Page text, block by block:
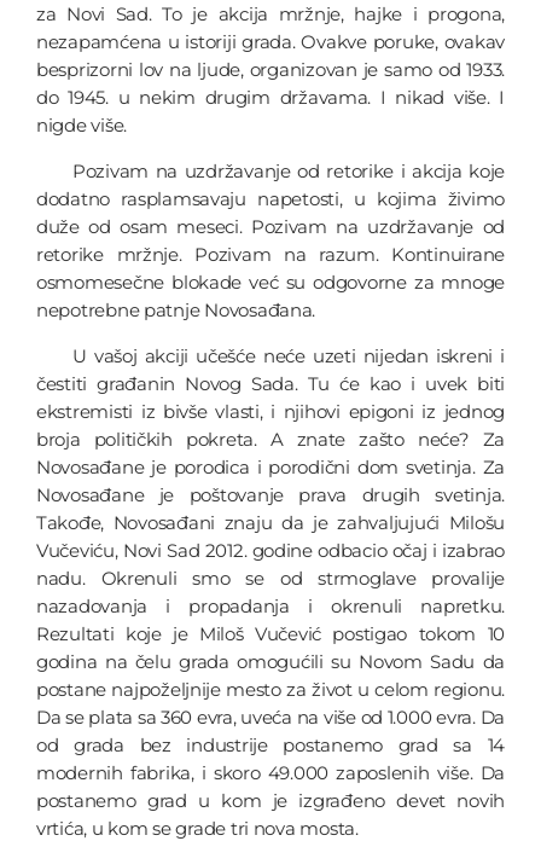
za Novi Sad. To je akcija mržnje, hajke i progona,
nezapamćena u istoriji grada. Ovakve poruke, ovakav
besprizorni lov na ljude, organizovan je samo od 1933.
do 1945. u nekim drugim državama. I nikad više. I
nigde više.
Pozivam na uzdržavanje od retorike i akcija koje
dodatno rasplamsavaju napetosti, u kojima živimo
duže od osam meseci. Pozivam na uzdržavanje od
retorike mržnje. Pozivam na razum. Kontinuirane
osmomesečne blokade već su odgovorne za mnoge
nepotrebne patnje Novosađana.
U vašoj akciji učešće neće uzeti nijedan iskreni i
čestiti građanin Novog Sada. Tu će kao i uvek biti
ekstremisti iz bivše vlasti, i njihovi epigoni iz jednog
broja političkih pokreta. A znate zašto neće? Za
Novosađane je porodica i porodični dom svetinja. Za
Novosađane je poštovanje prava drugih svetinja.
Takođe, Novosađani znaju da je zahvaljujući Milošu
Vučeviću, Novi Sad 2012. godine odbacio očaj i izabrao
nadu. Okrenuli smo se od strmoglave provalije
nazadovanja i propadanja i okrenuli napretku.
Rezultati koje je Miloš Vučević postigao tokom 10
godina na čelu grada omogućili su Novom Sadu da
postane najpoželjnije mesto za život u celom regionu.
Da se plata sa 360 evra, uveća na više od 1.000 evra. Da
od grada bez industrije postanemo grad sa 14
modernih fabrika, i skoro 49.000 zaposlenih više. Da
postanemo grad u kom je izgrađeno devet novih
vrtića, u kom se grade tri nova mosta.